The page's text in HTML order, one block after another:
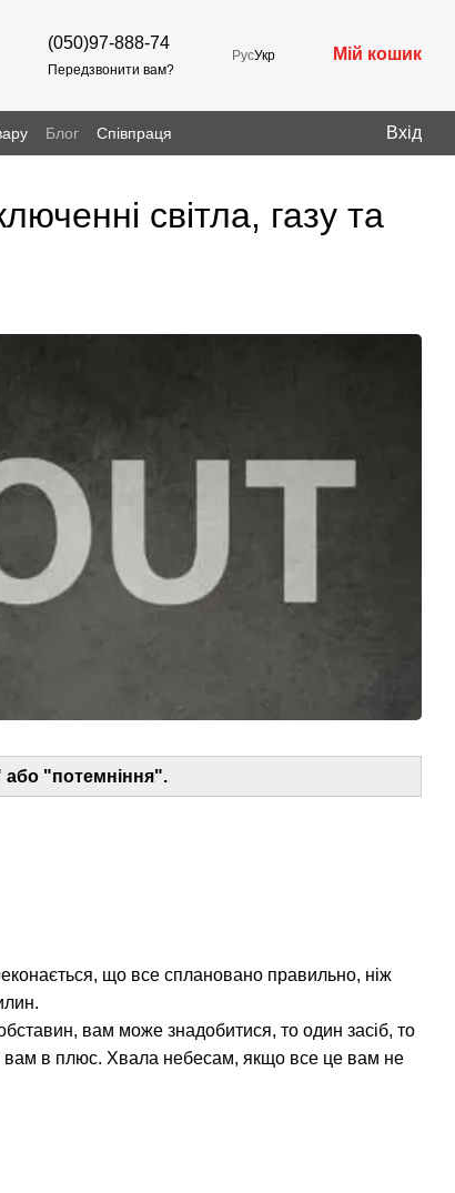
(050)97-888-74
Передзвонити вам?
РусУкр Мій кошик
Блог Співпраця Вхід
світла, газу та
або "потемніння".
що все сплановано правильно, ніж
вам може знадобитися, то один засіб, то
вам в плюс. Хвала небесам, якщо все це вам не